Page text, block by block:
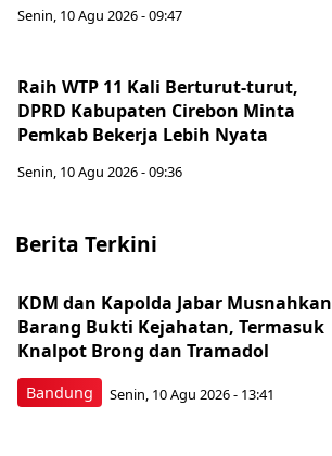
Senin, 10 Agu 2026 - 09:47
Raih WTP 11 Kali Berturut-turut,
DPRD Kabupaten Cirebon Minta
Pemkab Bekerja Lebih Nyata
Senin, 10 Agu 2026 - 09:36
Berita Terkini
Bandung
KDM dan Kapolda Jabar Musnahkan
Barang Bukti Kejahatan, Termasuk
Knalpot Brong dan Tramadol
Senin, 10 Agu 2026 - 13:41